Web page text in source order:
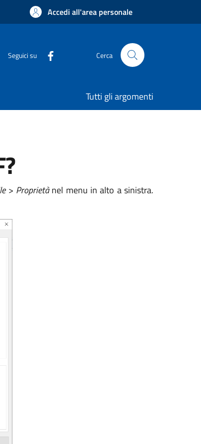
Accedi all'area personale
Seguici su Cerca
Tutti gli argomenti
> Proprietànel menu in alto a sinistra.